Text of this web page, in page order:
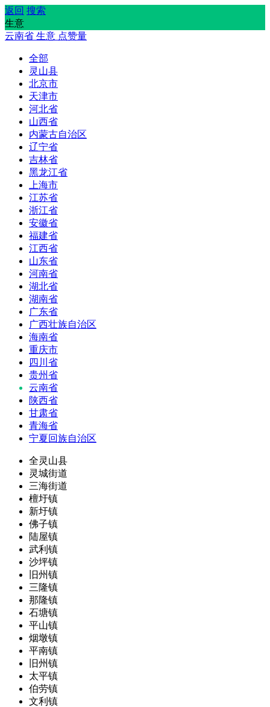
返回 搜索
生意
云南省 生意 点赞量
全部
灵山县
北京市
天津市
河北省
山西省
内蒙古自治区
辽宁省
吉林省
黑龙江省
上海市
江苏省
浙江省
安徽省
福建省
江西省
山东省
河南省
湖北省
湖南省
广东省
广西壮族自治区
海南省
重庆市
四川省
贵州省
云南省
陕西省
甘肃省
青海省
宁夏回族自治区
全灵山县
灵城街道
三海街道
檀圩镇
新圩镇
佛子镇
陆屋镇
武利镇
沙坪镇
旧州镇
三隆镇
那隆镇
石塘镇
平山镇
烟墩镇
平南镇
旧州镇
太平镇
伯劳镇
文利镇